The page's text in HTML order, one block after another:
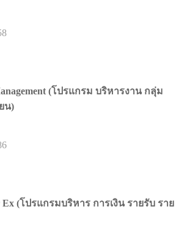
(โปรแกรม บริหารงาน กลุ่ม
น)
Ex (โปรแกรมบริหาร การเงิน รายรับ ราย